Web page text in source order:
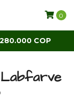
COP
0